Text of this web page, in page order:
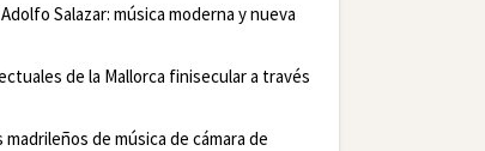
Salazar: música moderna y nueva
de la Mallorca finisecular a través
de música de cámara de